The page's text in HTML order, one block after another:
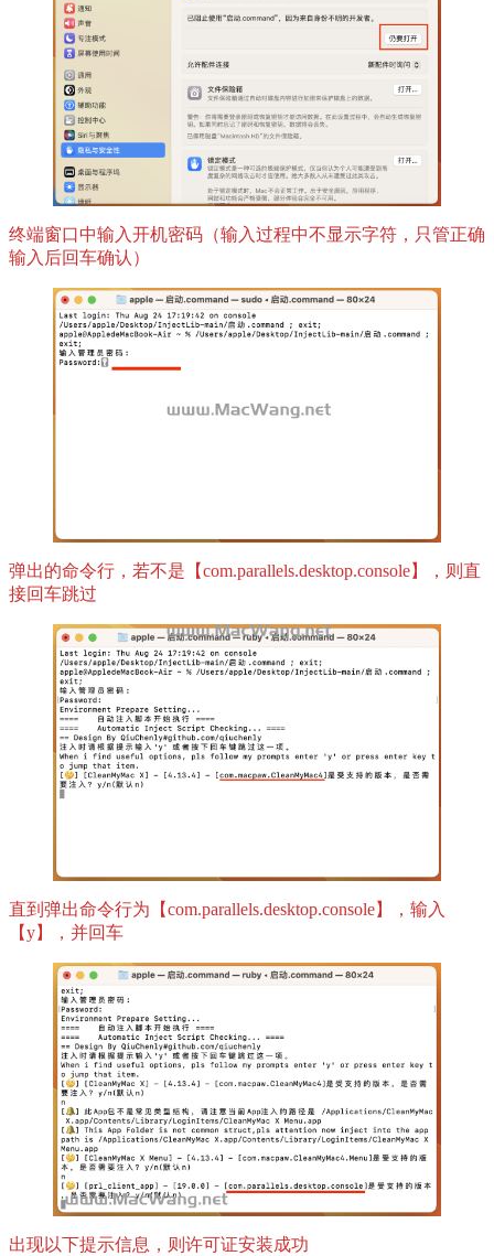
终端窗口中输入开机密码（输入过程中不显示字符，只管正确
输入后回车确认）
弹出的命令行，若不是【com.parallels.desktop.console】，则直
接回车跳过
直到弹出命令行为【com.parallels.desktop.console】，输入
【y】，并回车
出现以下提示信息，则许可证安装成功